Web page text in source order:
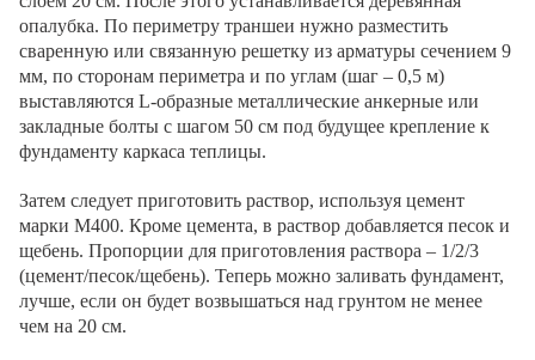
опалубка. По периметру траншеи нужно разместить
сваренную или связанную решетку из арматуры сечением 9
мм, по сторонам периметра и по углам (шаг – 0,5 м)
выставляются L-образные металлические анкерные или
закладные болты с шагом 50 см под будущее крепление к
фундаменту каркаса теплицы.
Затем следует приготовить раствор, используя цемент
марки М400. Кроме цемента, в раствор добавляется песок и
щебень. Пропорции для приготовления раствора – 1/2/3
(цемент/песок/щебень). Теперь можно заливать фундамент,
лучше, если он будет возвышаться над грунтом не менее
чем на 20 см.